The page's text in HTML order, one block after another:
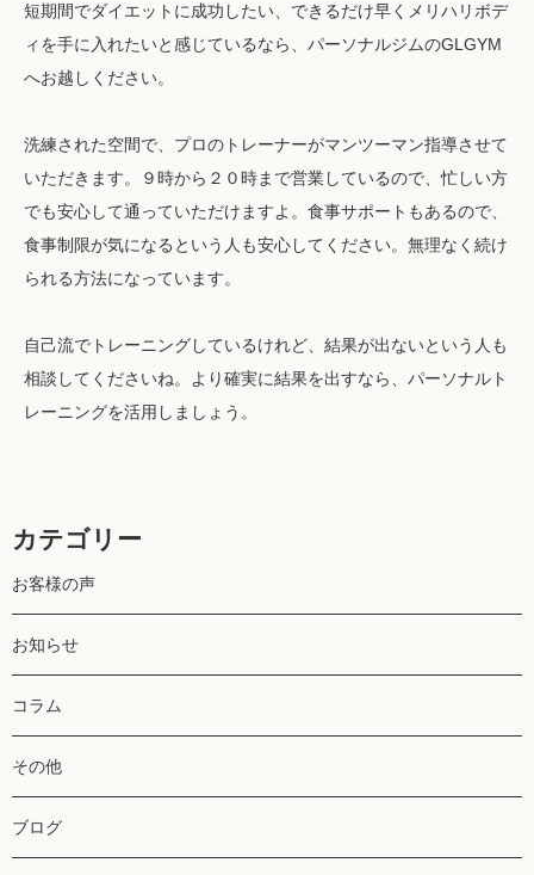
短期間でダイエットに成功したい、できるだけ早くメリハリボデ
ィを手に入れたいと感じているなら、パーソナルジムのGLGYM
へお越しください。
洗練された空間で、プロのトレーナーがマンツーマン指導させて
いただきます。９時から２０時まで営業しているので、忙しい方
でも安心して通っていただけますよ。食事サポートもあるので、
食事制限が気になるという人も安心してください。無理なく続け
られる方法になっています。
自己流でトレーニングしているけれど、結果が出ないという人も
相談してくださいね。より確実に結果を出すなら、パーソナルト
レーニングを活用しましょう。
カテゴリー
お客様の声
お知らせ
コラム
その他
ブログ